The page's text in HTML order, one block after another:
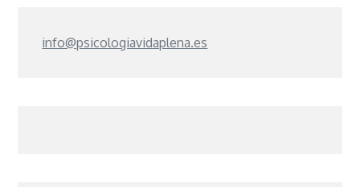
info@psicologiavidaplena.es